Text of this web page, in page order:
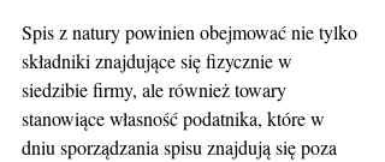
Spis z natury powinien obejmować nie tylko
składniki znajdujące się fizycznie w
siedzibie firmy, ale również towary
stanowiące własność podatnika, które w
dniu sporządzania spisu znajdują się poza